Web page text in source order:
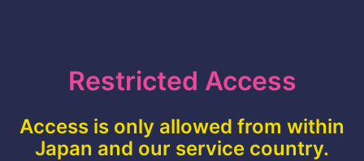
Restricted Access
Access is only allowed from within
Japan and our service country.